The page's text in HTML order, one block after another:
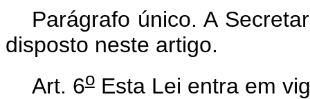
Parágrafo único. A
disposto neste artigo.
Art. 6oEsta Lei entra em